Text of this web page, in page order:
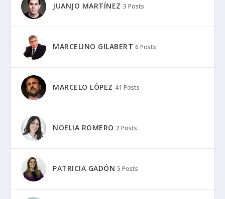
JUANJO MARTÍNEZ 3 Posts
MARCELINO GILABERT 6 Posts
MARCELO LÓPEZ 41 Posts
NOELIA ROMERO 2 Posts
PATRICIA GADÓN 5 Posts